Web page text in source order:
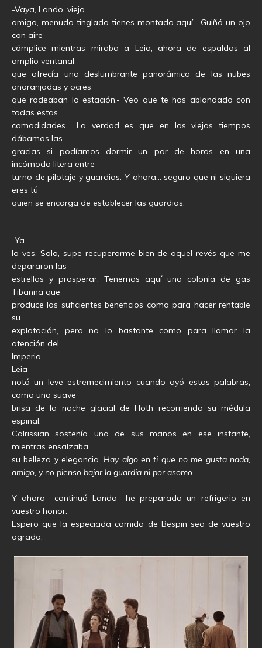
-Vaya, Lando, viejo
amigo, menudo tinglado tienes montado aquí.- Guiñó un ojo
con aire
cómplice mientras miraba a Leia, ahora de espaldas al
amplio ventanal
que ofrecía una deslumbrante panorámica de las nubes
anaranjadas y ocres
que rodeaban la estación.- Veo que te has ablandado con
todas estas
comodidades… La verdad es que en los viejos tiempos
dábamos las
gracias si podíamos dormir un par de horas en una
incómoda litera entre
turno de pilotaje y guardias. Y ahora… seguro que ni siquiera
eres tú
quien se encarga de establecer las guardias.
-Ya
lo ves, Solo, supe recuperarme bien de aquel revés que me
depararon las
estrellas y prosperar. Tenemos aquí una colonia de gas
Tibanna que
produce los suficientes beneficios como para hacer rentable
su
explotación, pero no lo bastante como para llamar la
atención del
Imperio.
Leia
notó un leve estremecimiento cuando oyó estas palabras,
como una suave
brisa de la noche glacial de Hoth recorriendo su médula
espinal.
Calrissian sostenía una de sus manos en ese instante,
mientras ensalzaba
su belleza y elegancia. Hay algo en ti que no me gusta nada,
amigo, y no pienso bajar la guardia ni por asomo.
–
Y ahora –continuó Lando- he preparado un refrigerio en
vuestro honor.
Espero que la especiada comida de Bespin sea de vuestro
agrado.